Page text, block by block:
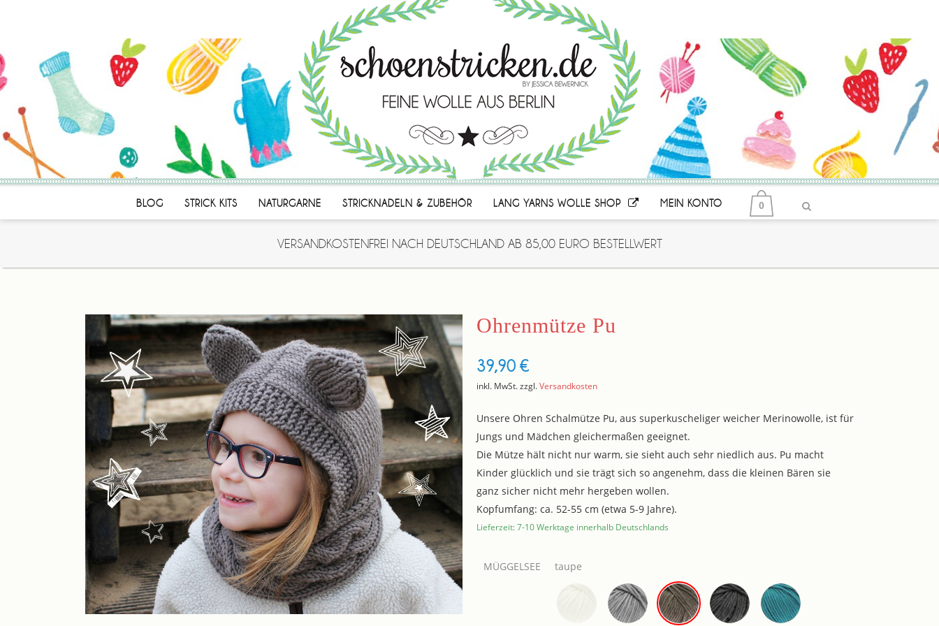
BLOG STRICK KITS NATURGARNE STRICKNADELN & ZUBEHÖR LANG YARNS WOLLE SHOP MEIN KONTO 0
VERSANDKOSTENFREI NACH DEUTSCHLAND AB 85,00 EURO BESTELLWERT
Ohrenmütze Pu
39,90€
inkl. MwSt.zzgl.Versandkosten
Unsere Ohren Schalmütze Pu, aus superkuscheliger weicher Merinowolle, ist für
Jungs und Mädchen gleichermaßen geeignet.
Die Mütze hält nicht nur warm, sie sieht auch sehr niedlich aus. Pu macht
Kinder glücklich und sie trägt sich so angenehm, dass die kleinen Bären sie
ganz sicher nicht mehr hergeben wollen.
Kopfumfang: ca. 52-55 cm (etwa 5-9 Jahre).
Lieferzeit: 7-10 Werktage innerhalb Deutschlands
MÜGGELSEE taupe